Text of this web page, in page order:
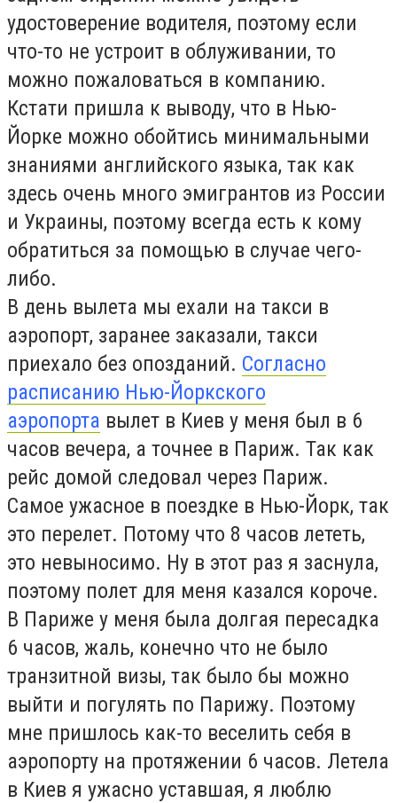
удостоверение водителя, поэтому если
что-то не устроит в облуживании, то
можно пожаловаться в компанию.
Кстати пришла к выводу, что в Нью-
Йорке можно обойтись минимальными
знаниями английского языка, так как
здесь очень много эмигрантов из России
и Украины, поэтому всегда есть к кому
обратиться за помощью в случае чего-
либо.
В день вылета мы ехали на такси в
аэропорт, заранее заказали, такси
приехало без опозданий. Согласно
расписанию Нью-Йоркского
аэропорта вылет в Киев у меня был в 6
часов вечера, а точнее в Париж. Так как
рейс домой следовал через Париж.
Самое ужасное в поездке в Нью-Йорк, так
это перелет. Потому что 8 часов лететь,
это невыносимо. Ну в этот раз я заснула,
поэтому полет для меня казался короче.
В Париже у меня была долгая пересадка
6 часов, жаль, конечно что не было
транзитной визы, так было бы можно
выйти и погулять по Парижу. Поэтому
мне пришлось как-то веселить себя в
аэропорту на протяжении 6 часов. Летела
в Киев я ужасно уставшая, я люблю